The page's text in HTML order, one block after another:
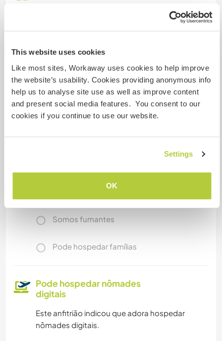
This website uses cookies
Like most sites, Workaway uses cookies to help improve
the website’s usability. Cookies providing anonymous info
help us to analyse site use as well as improve content
and present social media features. You consent to our
cookies if you continue to use our website.
Settings
OK
I have a room or tent or in my caravan car just
outside of the house. Ask me for more info if
needed.
We eat together twice a day. Breakfast and main
meal before the sunset. We can always snack in
between if we feel we need more energy
Mais alguns detalhes
Acesso à internet
Somos fumantes
Pode hospedar famílias
Pode hospedar nômades
digitais
Este anfitrião indicou que adora hospedar
nômades digitais.